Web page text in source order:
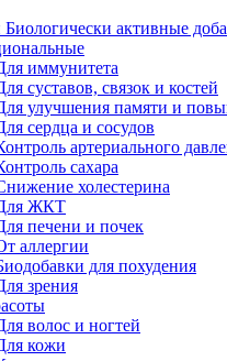
активные
иммунитета
суставов, связок и костей
улучшения памяти и
сердца и сосудов
артериального
сахара
холестерина
ЖКТ
печени и почек
аллергии
для похудения
зрения
волос и ногтей
кожи